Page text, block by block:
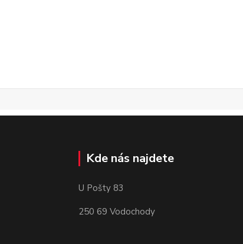
Kde nás najdete
U Pošty 83
250 69 Vodochody